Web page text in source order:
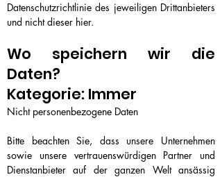
Datenschutzrichtlinie des jeweiligen Drittanbieters
und nicht dieser hier.
Wo speichern wir die
Daten?
Kategorie: Immer
Nicht personenbezogene Daten
Bitte beachten Sie, dass unsere Unternehmen
sowie unsere vertrauenswürdigen Partner und
Dienstanbieter auf der ganzen Welt ansässig